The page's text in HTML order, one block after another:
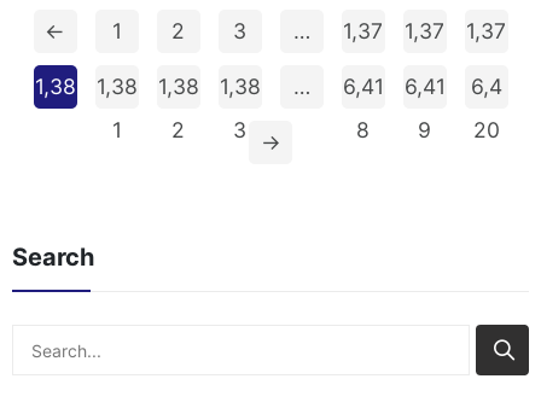
← 1 2 3 …
1,37
7
1,37
8
1,37
9
1,38
1,38
1
1,38
2
1,38
3
…
6,41
8
6,41
9
6,4
20
→
Search
Search